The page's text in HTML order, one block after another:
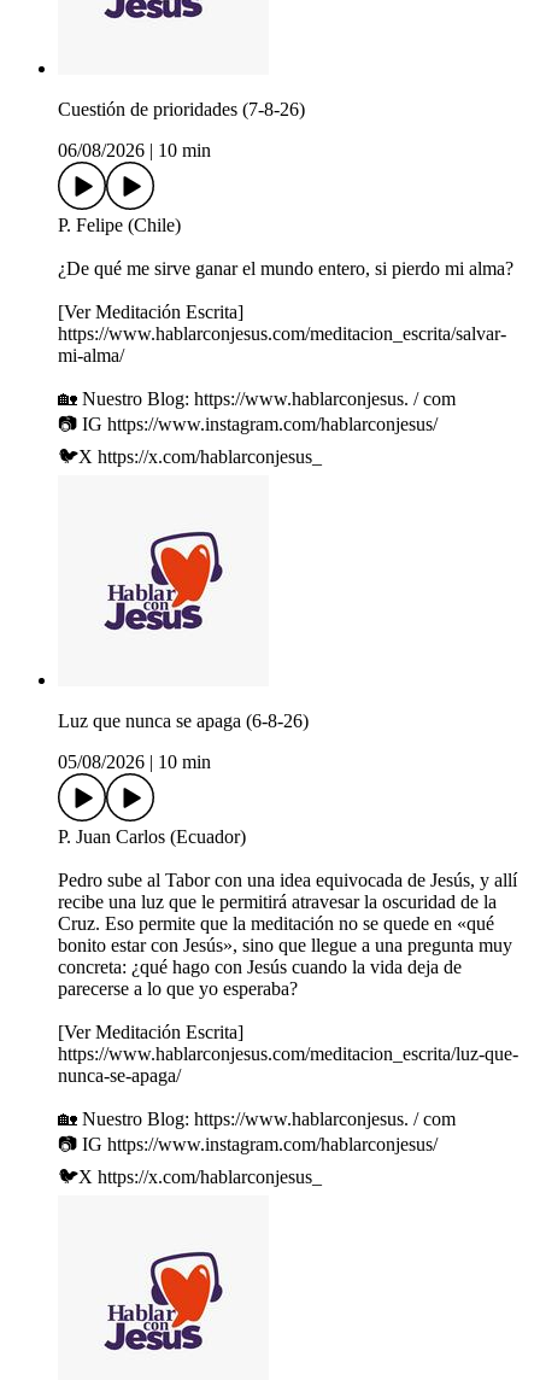
Cuestión de prioridades (7-8-26)
06/08/2026
10 min
P. Felipe (Chile)
¿De qué me sirve ganar el mundo entero, si pierdo mi alma?
[Ver Meditación Escrita]
https://www.hablarconjesus.com/meditacion_escrita/salvar-
mi-alma/
🏡 Nuestro Blog: https://www.hablarconjesus. / com
📷 IG https://www.instagram.com/hablarconjesus/
🐦X https://x.com/hablarconjesus_
Luz que nunca se apaga (6-8-26)
05/08/2026
10 min
P. Juan Carlos (Ecuador)
Pedro sube al Tabor con una idea equivocada de Jesús, y allí
recibe una luz que le permitirá atravesar la oscuridad de la
Cruz. Eso permite que la meditación no se quede en «qué
bonito estar con Jesús», sino que llegue a una pregunta muy
concreta: ¿qué hago con Jesús cuando la vida deja de
parecerse a lo que yo esperaba?
[Ver Meditación Escrita]
https://www.hablarconjesus.com/meditacion_escrita/luz-que-
nunca-se-apaga/
🏡 Nuestro Blog: https://www.hablarconjesus. / com
📷 IG https://www.instagram.com/hablarconjesus/
🐦X https://x.com/hablarconjesus_